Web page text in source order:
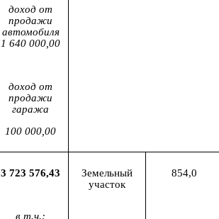
доход от
продажи
автомобиля
1 640 000,00
доход от
продажи
гаража
100 000,00
3 723 576,43
в т.ч.:
Земельный
участок
854,0